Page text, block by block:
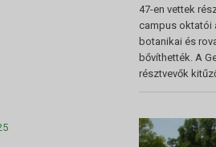
47-en vettek
campus oktatói
botanikai és
bővíthették. A
résztvevők